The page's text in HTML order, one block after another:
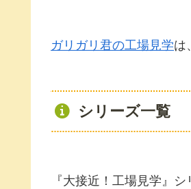
ガリガリ君の工場見学は
シリーズ一覧
『大接近！工場見学』